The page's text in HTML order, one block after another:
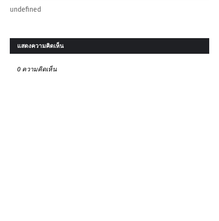
undefined
แสดงความคิดเห็น
0 ความคิดเห็น